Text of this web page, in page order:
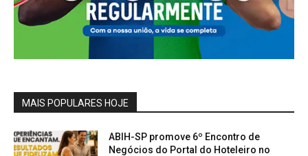
MAIS POPULARES HOJE
ABIH-SP promove 6º Encontro de
Negócios do Portal do Hoteleiro no